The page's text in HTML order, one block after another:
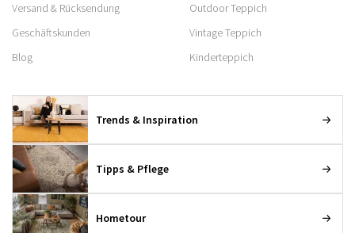
Versand & Rücksendung
Geschäftskunden
Blog
Outdoor Teppich
Vintage Teppich
Kinderteppich
Trends & Inspiration
Tipps & Pflege
Hometour